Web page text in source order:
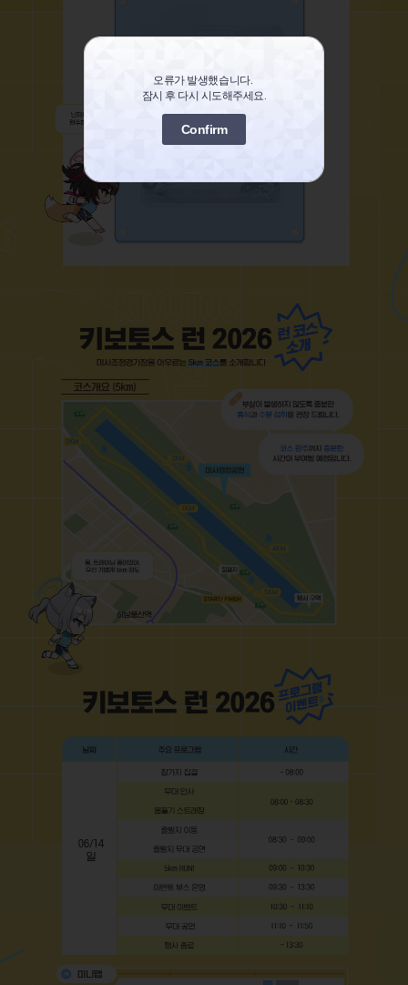
오류가 발생했습니다.
잠시 후 다시 시도해주세요.
Confirm